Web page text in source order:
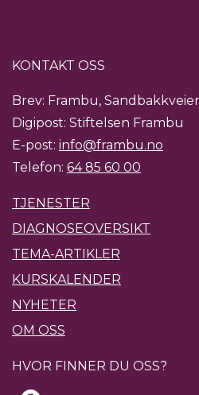
KONTAKT OSS
Brev: Frambu,
Digipost: Stiftelsen Frambu
E-post: info@frambu.no
Telefon: 64 85 60 00
TJENESTER
DIAGNOSEOVERSIKT
TEMA-ARTIKLER
KURSKALENDER
NYHETER
OM OSS
HVOR FINNER DU OSS?